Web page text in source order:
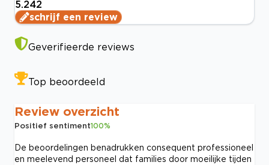
5.242
schrijf een review
Geverifieerde reviews
Top beoordeeld
Review overzicht
Positief sentiment100%
De beoordelingen benadrukken consequent professioneel
en meelevend personeel dat families door moeilijke tijden